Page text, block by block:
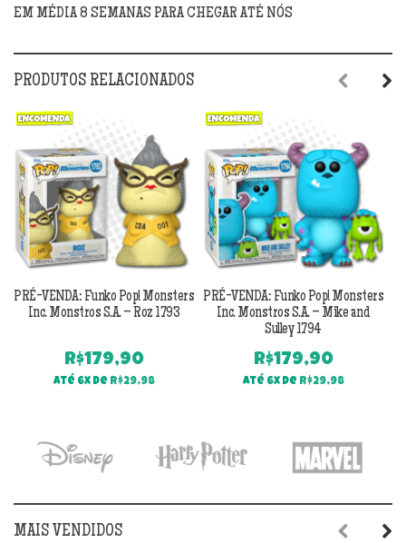
EM MÉDIA 8 SEMANAS PARA CHEGAR ATÉ NÓS
PRODUTOS RELACIONADOS
PRÉ-VENDA: Funko Pop! Monsters
Inc. Monstros S.A. – Roz 1793
R$179,90
Até 6x de R$29,98
PRÉ-VENDA: Funko Pop! Monsters
Inc. Monstros S.A. – Mike and
Sulley 1794
R$179,90
Até 6x de R$29,98
MAIS VENDIDOS